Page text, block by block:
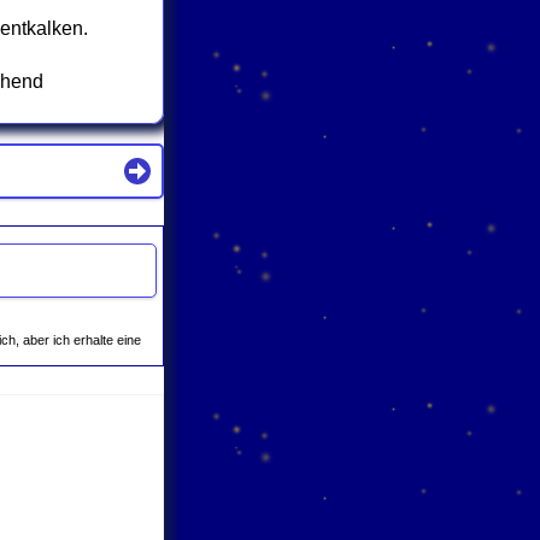
aber ich erhalte eine